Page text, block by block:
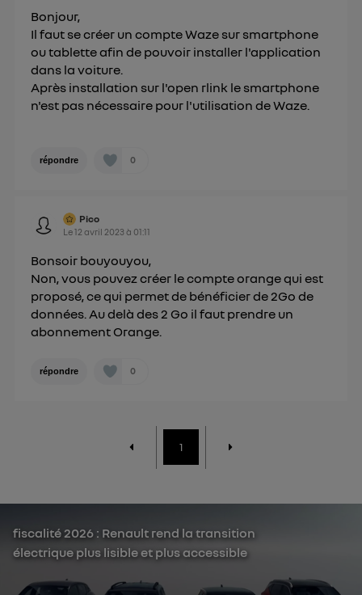
Bonjour,
Il faut se créer un compte Waze sur smartphone
ou tablette afin de pouvoir installer l'application
dans la voiture.
Après installation sur l'open rlink le smartphone
n'est pas nécessaire pour l'utilisation de Waze.
répondre 0
Pico
Le12 avril 2023 à 01:11
Bonsoir bouyouyou,
Non, vous pouvez créer le compte orange qui est
proposé, ce qui permet de bénéficier de 2Go de
données. Au delà des 2 Go il faut prendre un
abonnement Orange.
répondre 0
1
fiscalité 2026 : Renault rend la transition
électrique plus lisible et plus accessible
personnelles d'Utiq.